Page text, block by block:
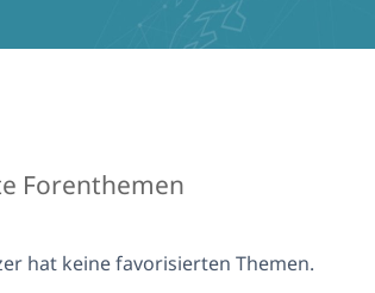
Forenthemen
hat keine favorisierten Themen.